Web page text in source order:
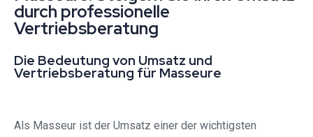
durch professionelle
Vertriebsberatung
Die Bedeutung von Umsatz und
Vertriebsberatung für Masseure
Als Masseur ist der Umsatz einer der wichtigsten